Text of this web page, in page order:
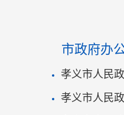
市政府办
孝义市人民
孝义市人民